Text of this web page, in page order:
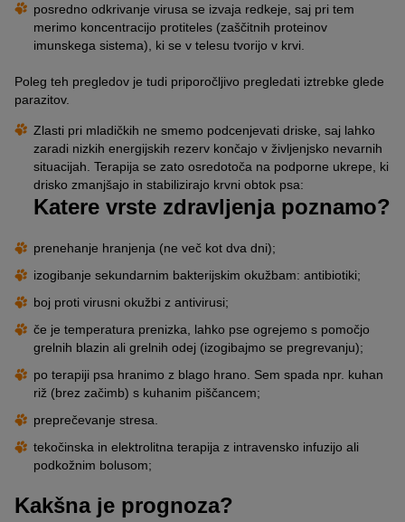
posredno odkrivanje virusa se izvaja redkeje, saj pri tem
merimo koncentracijo protiteles (zaščitnih proteinov
imunskega sistema), ki se v telesu tvorijo v krvi.
Poleg teh pregledov je tudi priporočljivo pregledati iztrebke glede
parazitov.
Zlasti pri mladičkih ne smemo podcenjevati driske, saj lahko
zaradi nizkih energijskih rezerv končajo v življenjsko nevarnih
situacijah. Terapija se zato osredotoča na podporne ukrepe, ki
drisko zmanjšajo in stabilizirajo krvni obtok psa:
Katere vrste zdravljenja poznamo?
prenehanje hranjenja (ne več kot dva dni);
izogibanje sekundarnim bakterijskim okužbam: antibiotiki;
boj proti virusni okužbi z antivirusi;
če je temperatura prenizka, lahko pse ogrejemo s pomočjo
grelnih blazin ali grelnih odej (izogibajmo se pregrevanju);
po terapiji psa hranimo z blago hrano. Sem spada npr. kuhan
riž (brez začimb) s kuhanim piščancem;
preprečevanje stresa.
tekočinska in elektrolitna terapija z intravensko infuzijo ali
podkožnim bolusom;
Kakšna je prognoza?